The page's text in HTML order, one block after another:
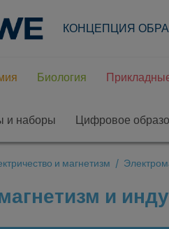
КОНЦЕПЦИЯ
Биология
и наборы Цифровое
и магнетизм
и